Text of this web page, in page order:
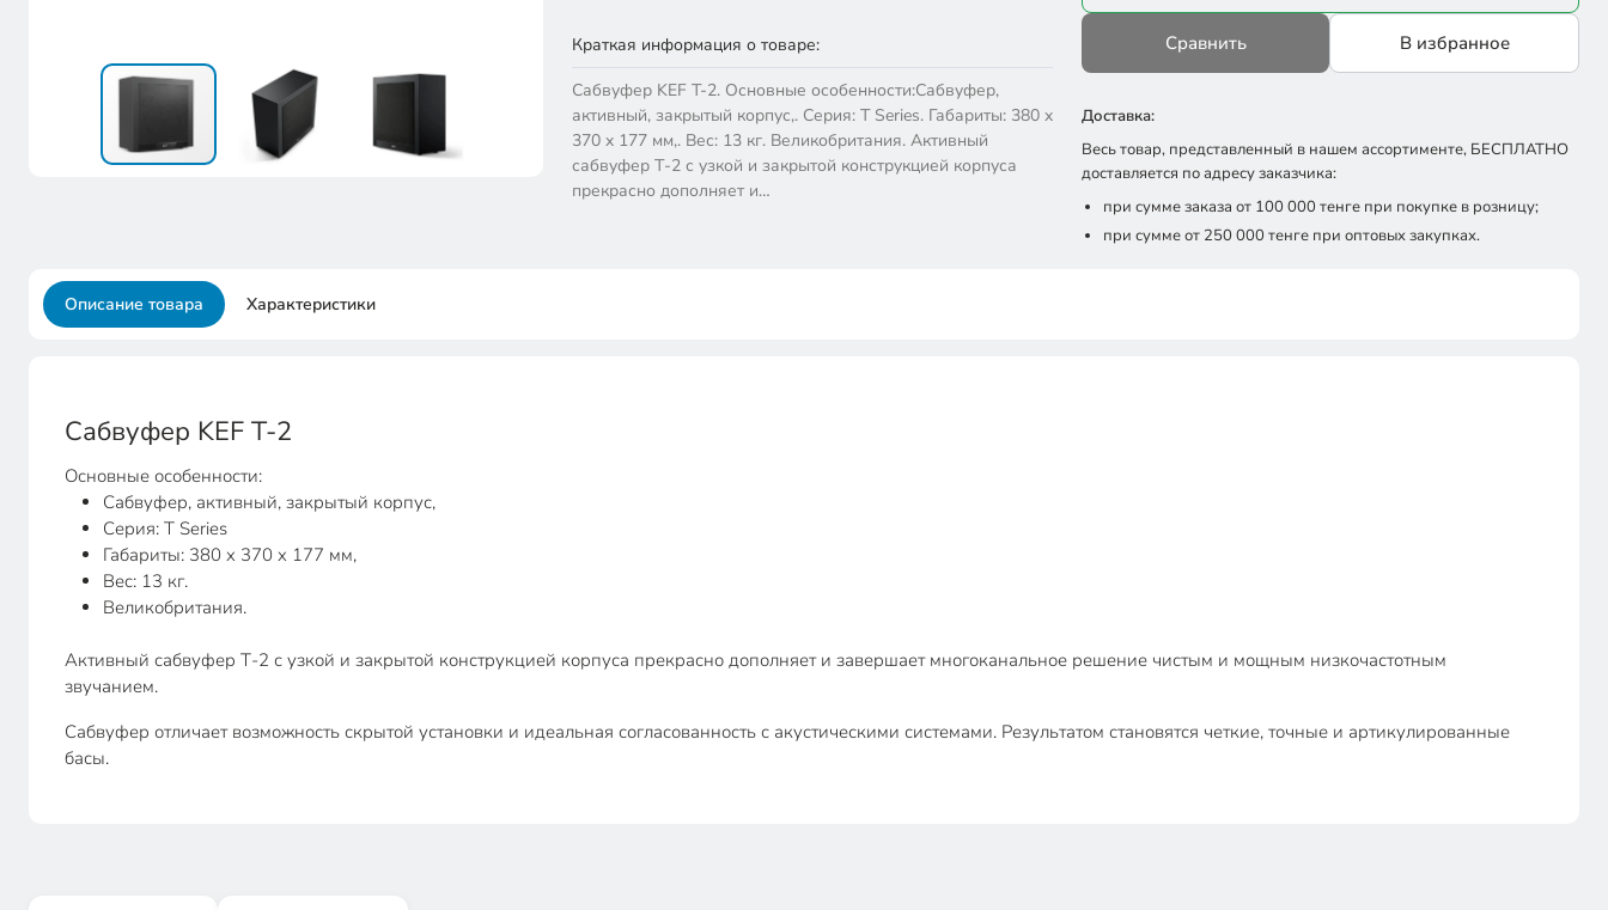
Краткая информация о товаре:
Сабвуфер KEF T-2. Основные особенности:Сабвуфер,
активный, закрытый корпус,. Серия: T Series. Габариты: 380 x
370 x 177 мм,. Вес: 13 кг. Великобритания. Активный
сабвуфер Т-2 с узкой и закрытой конструкцией корпуса
прекрасно дополняет и…
Сравнить В избранное
Доставка:
Весь товар, представленный в нашем ассортименте, БЕСПЛАТНО
доставляется по адресу заказчика:
при сумме заказа от 100 000 тенге при покупке в розницу;
при сумме от 250 000 тенге при оптовых закупках.
Описание товара Характеристики
Сабвуфер KEF T-2
Основные особенности:
Сабвуфер, активный, закрытый корпус,
Серия: T Series
Габариты: 380 x 370 x 177 мм,
Вес: 13 кг.
Великобритания.
Активный сабвуфер Т-2 с узкой и закрытой конструкцией корпуса прекрасно дополняет и завершает многоканальное решение чистым и мощным низкочастотным
звучанием.
Сабвуфер отличает возможность скрытой установки и идеальная согласованность с акустическими системами. Результатом становятся четкие, точные и артикулированные
басы.